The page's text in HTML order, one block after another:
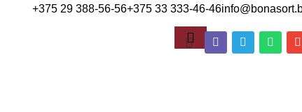
+375 29 388-56-56+375 33 333-46-46